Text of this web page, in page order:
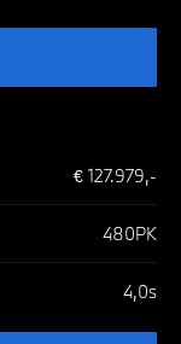
€ 127.979,-
480PK
4,0s